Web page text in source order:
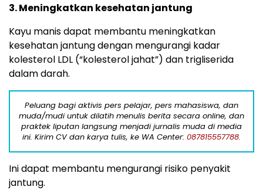
3. Meningkatkan kesehatan jantung
Kayu manis dapat membantu meningkatkan
kesehatan jantung dengan mengurangi kadar
kolesterol LDL (“kolesterol jahat”) dan trigliserida
dalam darah.
Peluang bagi aktivis pers pelajar, pers mahasiswa, dan
muda/mudi untuk dilatih menulis berita secara online, dan
praktek liputan langsung menjadi jurnalis muda di media
ini. Kirim CV dan karya tulis, ke WA Center: 087815557788.
Ini dapat membantu mengurangi risiko penyakit
jantung.